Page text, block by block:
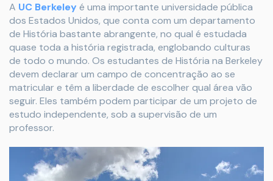
A UC Berkeley é uma importante universidade pública
dos Estados Unidos, que conta com um departamento
de História bastante abrangente, no qual é estudada
quase toda a história registrada, englobando culturas
de todo o mundo. Os estudantes de História na Berkeley
devem declarar um campo de concentração ao se
matricular e têm a liberdade de escolher qual área vão
seguir. Eles também podem participar de um projeto de
estudo independente, sob a supervisão de um
professor.